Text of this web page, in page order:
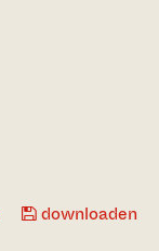
downloaden